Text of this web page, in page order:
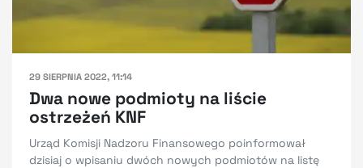
29 SIERPNIA 2022, 11:14
Dwa nowe podmioty na liście
ostrzeżeń KNF
Urząd Komisji Nadzoru Finansowego poinformował
dzisiaj o wpisaniu dwóch nowych podmiotów na listę